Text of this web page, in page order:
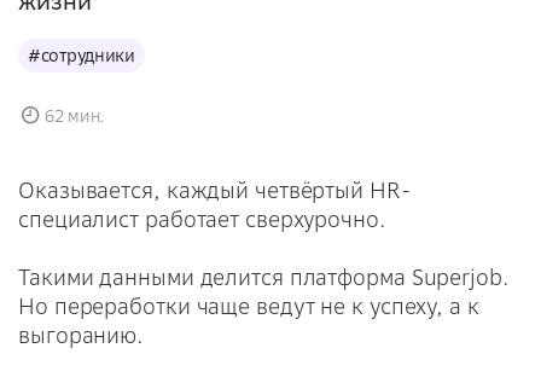
#сотрудники
62 мин.
Оказывается, каждый четвёртый HR-
специалист работает сверхурочно.
Такими данными делится платформа Superjob.
Но переработки чаще ведут не к успеху, а к
выгоранию.